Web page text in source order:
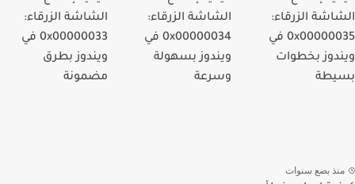
الزرقاء:
0x00000035 في
بخطوات
الشاشة الزرقاء:
0x00000034 في
ويندوز بسهولة
وسرعة
الشاشة الزرقاء:
0x00000033 في
ويندوز بطرق
مضمونة
بضع سنوات